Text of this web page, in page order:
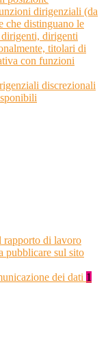
dirigenziali (da
che distinguano le
dirigenti
titolari di
con funzioni
discrezionali
rapporto di lavoro
pubblicare sul sito
dei dati 1